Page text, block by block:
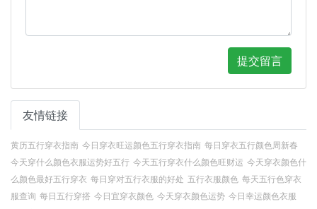
提交留言
友情链接
黄历五行穿衣指南 今日穿衣旺运颜色五行穿衣指南 每日穿衣五行颜色周新春
今天穿什么颜色衣服运势好五行 今天五行穿衣什么颜色旺财运 今天穿衣颜色什
么颜色最好五行穿衣 每日穿对五行衣服的好处 五行衣服颜色 每天五行色穿衣
服查询 每日五行穿搭 今日宜穿衣颜色 今天穿衣颜色运势 今日幸运颜色衣服